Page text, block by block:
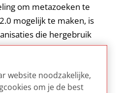
om metazoeken te
mogelijk te maken, is
die hergebruik
willen maken
website noodzakelijke,
om je de best